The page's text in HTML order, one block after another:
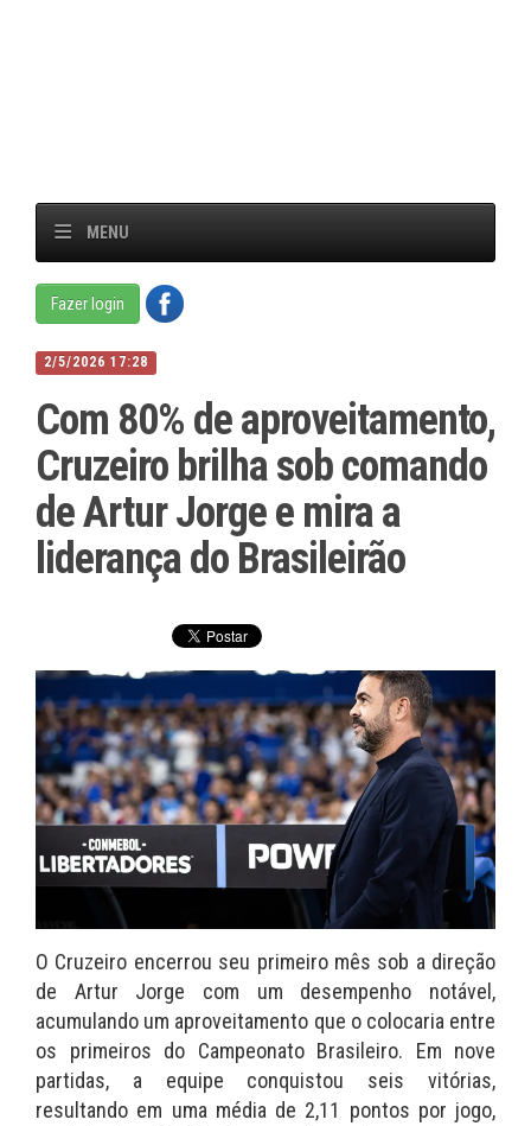
MENU
Fazer login
2/5/2026 17:28
Com 80% de aproveitamento,
Cruzeiro brilha sob comando
de Artur Jorge e mira a
liderança do Brasileirão
O Cruzeiro encerrou seu primeiro mês sob a direção
de Artur Jorge com um desempenho notável,
acumulando um aproveitamento que o colocaria entre
os primeiros do Campeonato Brasileiro. Em nove
partidas, a equipe conquistou seis vitórias,
resultando em uma média de 2,11 pontos por jogo,